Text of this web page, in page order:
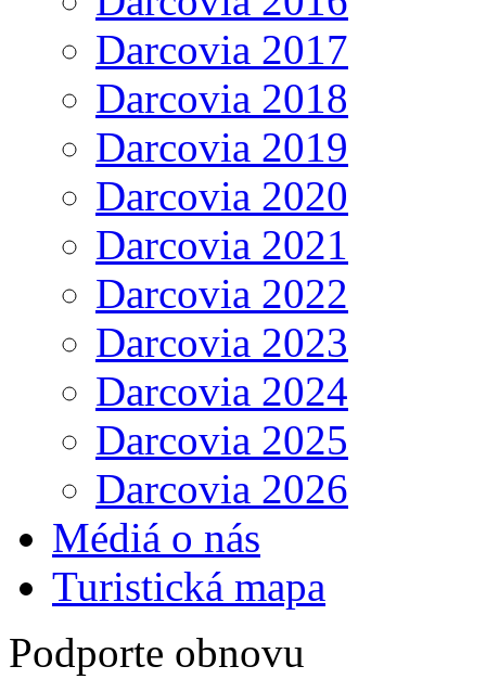
Darcovia 2017
Darcovia 2018
Darcovia 2019
Darcovia 2020
Darcovia 2021
Darcovia 2022
Darcovia 2023
Darcovia 2024
Darcovia 2025
Darcovia 2026
Médiá o nás
Turistická mapa
Podporte obnovu